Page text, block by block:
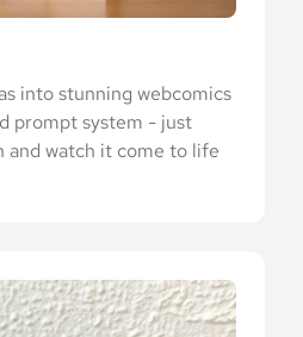
into stunning webcomics
prompt system - just
and watch it come to life